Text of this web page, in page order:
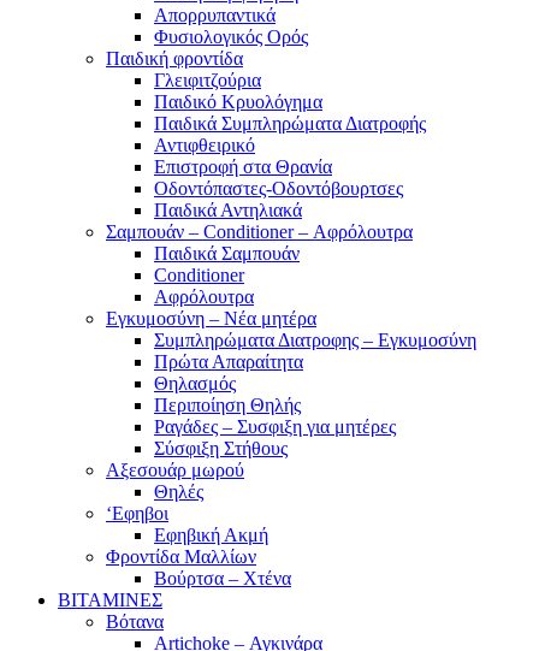
Απορρυπαντικά
Φυσιολογικός Ορός
Παιδική φροντίδα
Γλειφιτζούρια
Παιδικό Κρυολόγημα
Παιδικά Συμπληρώματα Διατροφής
Αντιφθειρικό
Επιστροφή στα Θρανία
Οδοντόπαστες-Οδοντόβουρτσες
Παιδικά Αντηλιακά
Σαμπουάν – Conditioner – Αφρόλουτρα
Παιδικά Σαμπουάν
Conditioner
Αφρόλουτρα
Εγκυμοσύνη – Νέα μητέρα
Συμπληρώματα Διατροφης – Εγκυμοσύνη
Πρώτα Απαραίτητα
Θηλασμός
Περιποίηση Θηλής
Ραγάδες – Συσφιξη για μητέρες
Σύσφιξη Στήθους
Αξεσουάρ μωρού
Θηλές
‘Εφηβοι
Εφηβική Ακμή
Φροντίδα Μαλλίων
Βούρτσα – Χτένα
ΒΙΤΑΜΙΝΕΣ
Βότανα
Artichoke – Αγκινάρα